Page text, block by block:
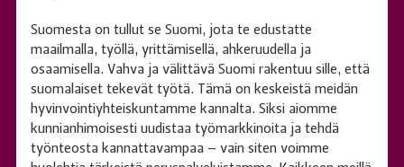
Suomesta on tullut se Suomi, jota te edustatte
maailmalla, työllä, yrittämisellä, ahkeruudella ja
osaamisella. Vahva ja välittävä Suomi rakentuu sille, että
suomalaiset tekevät työtä. Tämä on keskeistä meidän
hyvinvointiyhteiskuntamme kannalta. Siksi aiomme
kunnianhimoisesti uudistaa työmarkkinoita ja tehdä
työnteosta kannattavampaa – vain siten voimme